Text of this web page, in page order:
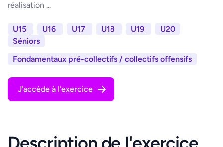
réalisation ...
U15 U16 U17 U18 U19
U20
Séniors
Fondamentaux pré-collectifs / collectifs offensifs
J'accède à l'exercice